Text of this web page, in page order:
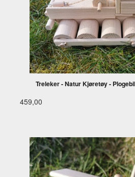
Treleker - Natur Kjøretøy -
459,00